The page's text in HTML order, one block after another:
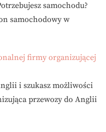
samochodu?
samochodowy w
firmy organizującej
i szukasz możliwości
przewozy do Anglii